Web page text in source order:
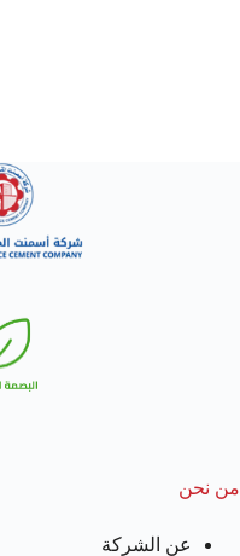
من نحن
عن الشركة